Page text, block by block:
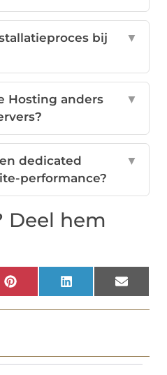
bij
▼
Hosting anders
▼
dedicated
performance?
▼
Deel hem
PinterestLinkedInEmail